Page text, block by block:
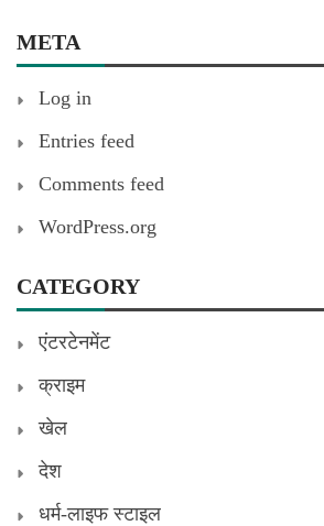
META
Log in
Entries feed
Comments feed
WordPress.org
CATEGORY
एंटरटेनमेंट
क्राइम
खेल
देश
धर्म-लाइफ स्टाइल